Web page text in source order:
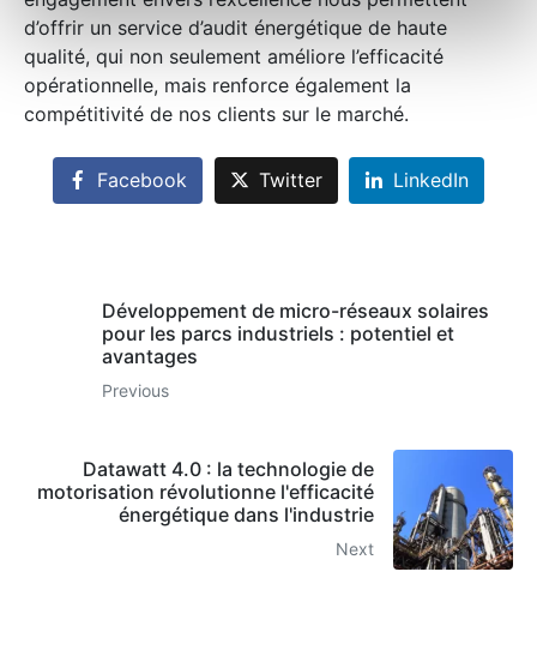
d’offrir un service d’audit énergétique de haute
qualité, qui non seulement améliore l’efficacité
opérationnelle, mais renforce également la
compétitivité de nos clients sur le marché.
Facebook Twitter LinkedIn
Développement de micro-réseaux solaires
pour les parcs industriels : potentiel et
avantages
Previous
Datawatt 4.0 : la technologie de
motorisation révolutionne l'efficacité
énergétique dans l'industrie
Next